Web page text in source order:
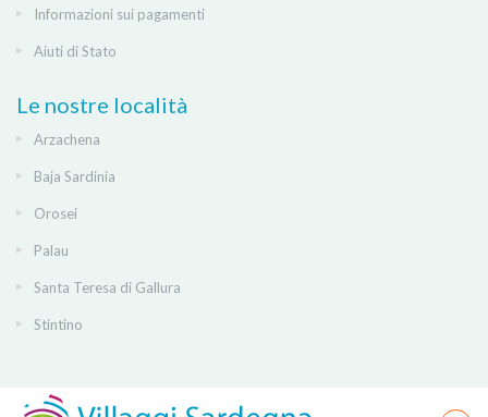
Informazioni sui pagamenti
Aiuti di Stato
Le nostre località
Arzachena
Baja Sardinia
Orosei
Palau
Santa Teresa di Gallura
Stintino